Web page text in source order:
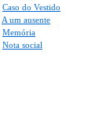
Caso do Vestido
A um ausente
Memória
Nota social